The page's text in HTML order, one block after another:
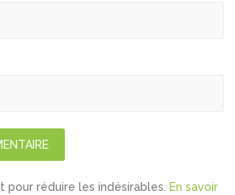
pour réduire les indésirables. En savoir